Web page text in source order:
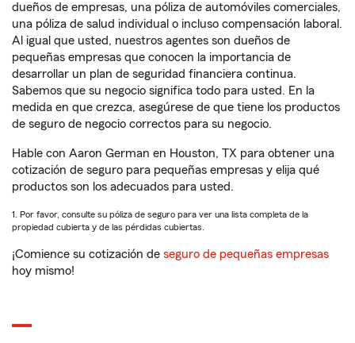
dueños de empresas, una póliza de automóviles comerciales,
una póliza de salud individual o incluso compensación laboral.
Al igual que usted, nuestros agentes son dueños de
pequeñas empresas que conocen la importancia de
desarrollar un plan de seguridad financiera continua.
Sabemos que su negocio significa todo para usted. En la
medida en que crezca, asegúrese de que tiene los productos
de seguro de negocio correctos para su negocio.
Hable con Aaron German en Houston, TX para obtener una
cotización de seguro para pequeñas empresas y elija qué
productos son los adecuados para usted.
1. Por favor, consulte su póliza de seguro para ver una lista completa de la
propiedad cubierta y de las pérdidas cubiertas.
¡Comience su cotización de seguro de pequeñas empresas
hoy mismo!